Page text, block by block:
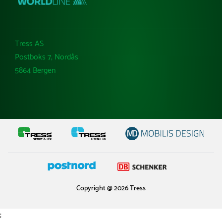
Tress AS
Postboks 7, Nordås
5864 Bergen
Copyright @ 2026 Tress
;